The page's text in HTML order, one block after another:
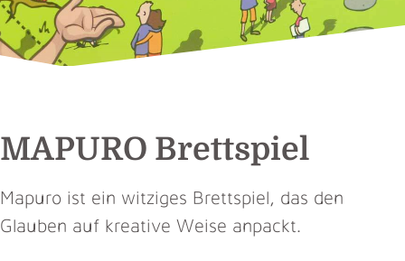
MAPURO Brettspiel
Mapuro ist ein witziges Brettspiel, das den
Glauben auf kreative Weise anpackt.